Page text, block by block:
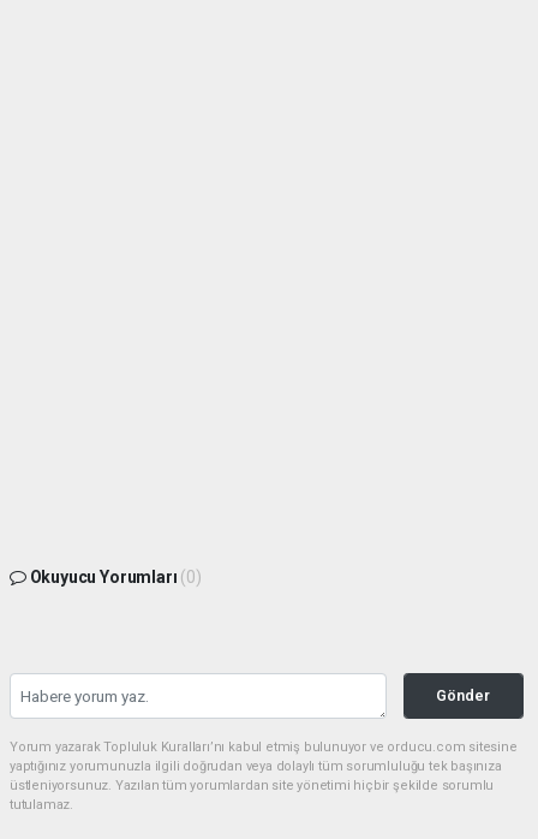
Okuyucu Yorumları (0)
Gönder
Yorum yazarak Topluluk Kuralları’nı kabul etmiş bulunuyor ve orducu.com sitesine
yaptığınız yorumunuzla ilgili doğrudan veya dolaylı tüm sorumluluğu tek başınıza
üstleniyorsunuz. Yazılan tüm yorumlardan site yönetimi hiçbir şekilde sorumlu
tutulamaz.